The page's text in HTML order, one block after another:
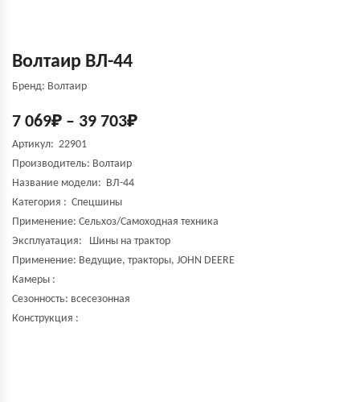
Волтаир ВЛ-44
Бренд: Волтаир
7 069₽ – 39 703₽
Артикул: 22901
Производитель: Волтаир
Название модели: ВЛ-44
Категория : Спецшины
Применение: Сельхоз/Самоходная техника
Эксплуатация: Шины на трактор
Применение: Ведущие, тракторы, JOHN DEERE
Камеры :
Сезонность: всесезонная
Конструкция :